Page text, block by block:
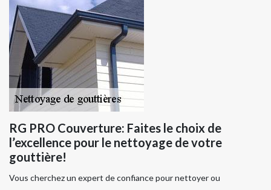
RG PRO Couverture: Faites le choix de
l’excellence pour le nettoyage de votre
gouttière!
Vous cherchez un expert de confiance pour nettoyer ou